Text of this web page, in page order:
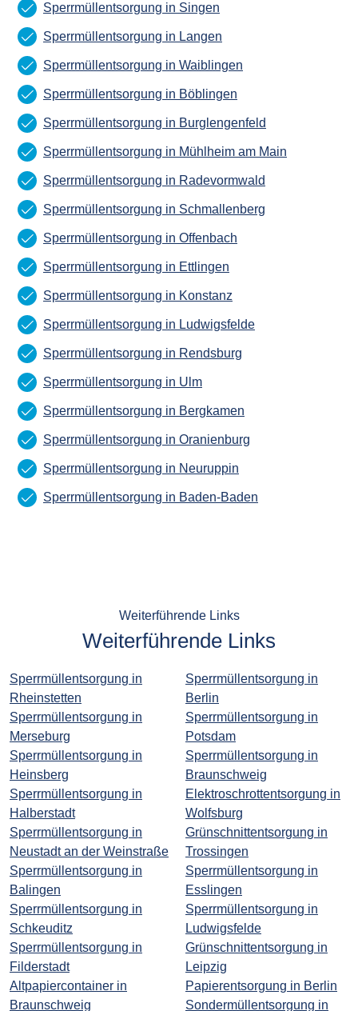
Sperrmüllentsorgung in Singen
Sperrmüllentsorgung in Langen
Sperrmüllentsorgung in Waiblingen
Sperrmüllentsorgung in Böblingen
Sperrmüllentsorgung in Burglengenfeld
Sperrmüllentsorgung in Mühlheim am Main
Sperrmüllentsorgung in Radevormwald
Sperrmüllentsorgung in Schmallenberg
Sperrmüllentsorgung in Offenbach
Sperrmüllentsorgung in Ettlingen
Sperrmüllentsorgung in Konstanz
Sperrmüllentsorgung in Ludwigsfelde
Sperrmüllentsorgung in Rendsburg
Sperrmüllentsorgung in Ulm
Sperrmüllentsorgung in Bergkamen
Sperrmüllentsorgung in Oranienburg
Sperrmüllentsorgung in Neuruppin
Sperrmüllentsorgung in Baden-Baden
Weiterführende Links
Weiterführende Links
Sperrmüllentsorgung in
Rheinstetten
Sperrmüllentsorgung in
Merseburg
Sperrmüllentsorgung in
Heinsberg
Sperrmüllentsorgung in
Halberstadt
Sperrmüllentsorgung in
Neustadt an der Weinstraße
Sperrmüllentsorgung in
Balingen
Sperrmüllentsorgung in
Schkeuditz
Sperrmüllentsorgung in
Filderstadt
Altpapiercontainer in
Braunschweig
Sperrmüllentsorgung in
Berlin
Sperrmüllentsorgung in
Potsdam
Sperrmüllentsorgung in
Braunschweig
Elektroschrottentsorgung in
Wolfsburg
Grünschnittentsorgung in
Trossingen
Sperrmüllentsorgung in
Esslingen
Sperrmüllentsorgung in
Ludwigsfelde
Grünschnittentsorgung in
Leipzig
Papierentsorgung in Berlin
Sondermüllentsorgung in